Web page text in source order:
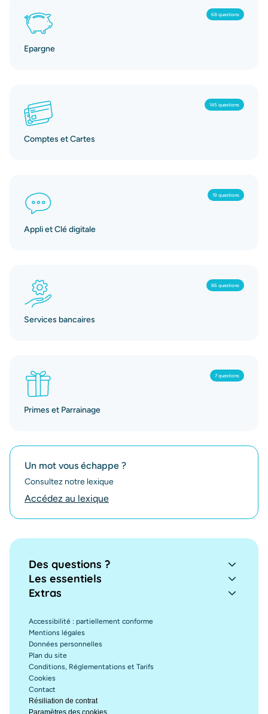
68 questions
Epargne
145 questions
Comptes et Cartes
19 questions
Appli et Clé digitale
86 questions
Services bancaires
7 questions
Primes et Parrainage
Un mot vous échappe ?
Consultez notre lexique
Accédez au lexique
Des questions ?
Les essentiels
Extras
Accessibilité : partiellement conforme
Mentions légales
Données personnelles
Plan du site
Conditions, Réglementations et Tarifs
Cookies
Contact
Résiliation de contrat
Paramètres des cookies